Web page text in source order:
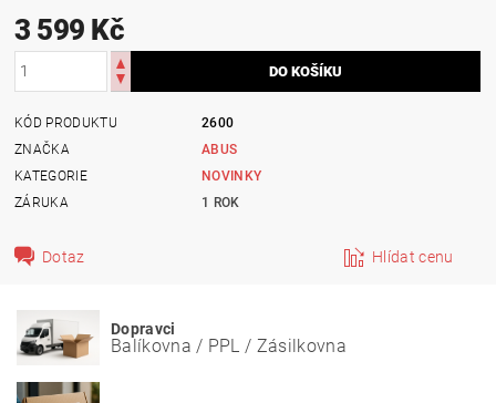
3 599 Kč
KÓD PRODUKTU
2600
ZNAČKA
ABUS
KATEGORIE
NOVINKY
ZÁRUKA
1 ROK
Dotaz Hlídat cenu
Dopravci
Balíkovna / PPL / Zásilkovna